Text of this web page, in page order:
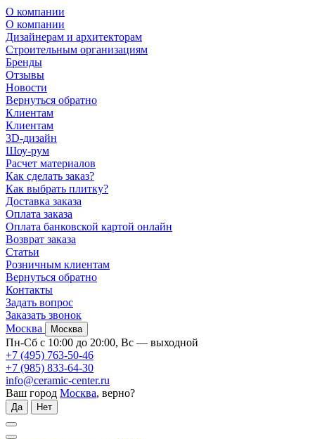
О компании
О компании
Дизайнерам и архитекторам
Строительным организациям
Бренды
Отзывы
Новости
Вернуться обратно
Клиентам
Клиентам
3D-дизайн
Шоу-рум
Расчет материалов
Как сделать заказ?
Как выбрать плитку?
Доставка заказа
Оплата заказа
Оплата банковской картой онлайн
Возврат заказа
Статьи
Розничным клиентам
Вернуться обратно
Контакты
Задать вопрос
Заказать звонок
Москва
Москва
Пн-Сб с 10:00 до 20:00, Вс — выходной
+7 (495) 763-50-46
+7 (985) 833-64-30
info@ceramic-center.ru
Ваш город Москва, верно?
Да Нет